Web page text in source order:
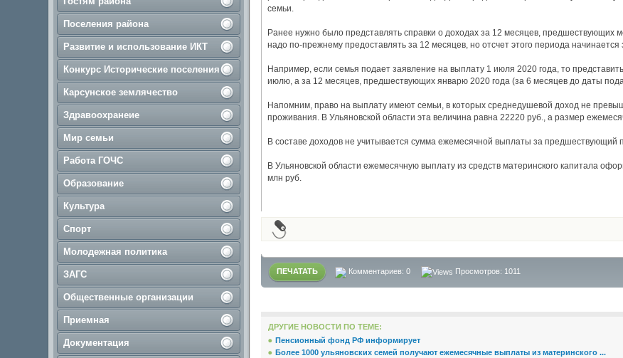
Поселения района
Развитие и использование ИКТ
Конкурс Исторические поселения
Карсунское землячество
Здравоохранеие
Мир семьи
Работа ГОЧС
Образование
Культура
Спорт
Молодежная политика
ЗАГС
Общественные организации
Приемная
Документация
семьи.
Ранее нужно было представлять справки о доходах за 12 месяцев, предшествующих
надо по-прежнему предоставлять за 12 месяцев, но отсчет этого периода
Например, если семья подает заявление на выплату 1 июля 2020 года, то
июлю, а за 12 месяцев, предшествующих январю 2020 года (за 6 месяцев до даты
Напомним, право на выплату имеют семьи, в которых среднедушевой доход не
проживания. В Ульяновской области эта величина равна 22220 руб., а размер
В составе доходов не учитывается сумма ежемесячной выплаты за предшествующий
В Ульяновской области ежемесячную выплату из средств материнского капитала
млн руб.
ПЕЧАТАТЬ Комментариев:0 Просмотров: 1011
ДРУГИЕ НОВОСТИ ПО ТЕМЕ:
Пенсионный фонд РФ информирует
Более 1000 ульяновских семей получают ежемесячные выплаты из материнского ...